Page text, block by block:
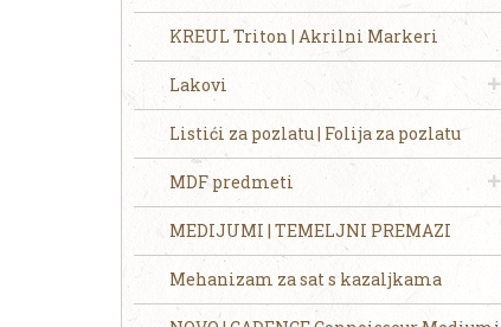
KREUL Triton | Akrilni Markeri
Lakovi
Listići za pozlatu | Folija za pozlatu
MDF predmeti
MEDIJUMI | TEMELJNI PREMAZI
Mehanizam za sat s kazaljkama